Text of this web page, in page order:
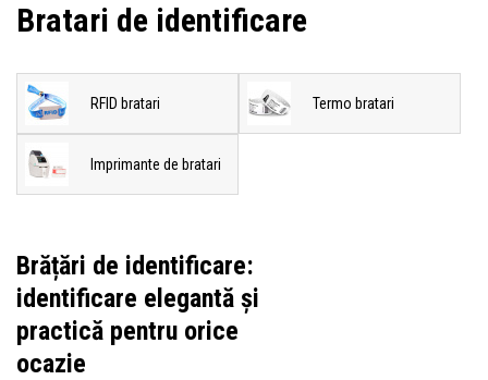
Bratari de identificare
RFID bratari Termo bratari
Imprimante de bratari
Brățări de identificare:
identificare elegantă și
practică pentru orice
ocazie